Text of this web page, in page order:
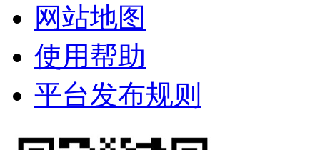
网站地图
使用帮助
平台发布规则